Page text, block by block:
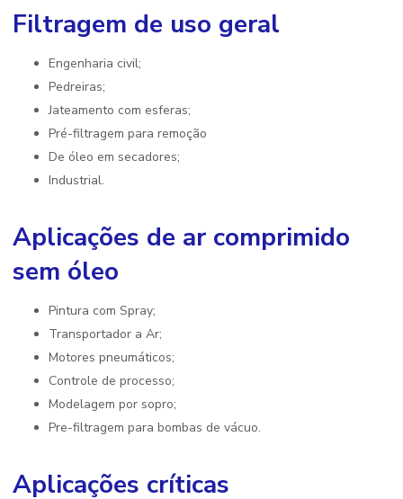
Filtragem de uso geral
Engenharia civil;
Pedreiras;
Jateamento com esferas;
Pré-filtragem para remoção
de óleo em secadores;
Industrial.
Aplicações de ar comprimido
sem óleo
Pintura com Spray;
Transportador a Ar;
Motores pneumáticos;
Controle de processo;
Modelagem por sopro;
Pre-filtragem para bombas de vácuo.
Aplicações críticas